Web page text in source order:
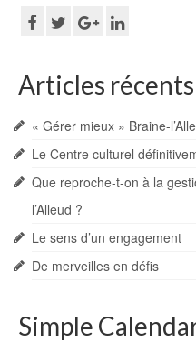
Articles récents
« Gérer mieux » Braine-
Le Centre culturel
Que reproche-t-on à la
l’Alleud ?
Le sens d’un engagement
De merveilles en défis
Simple